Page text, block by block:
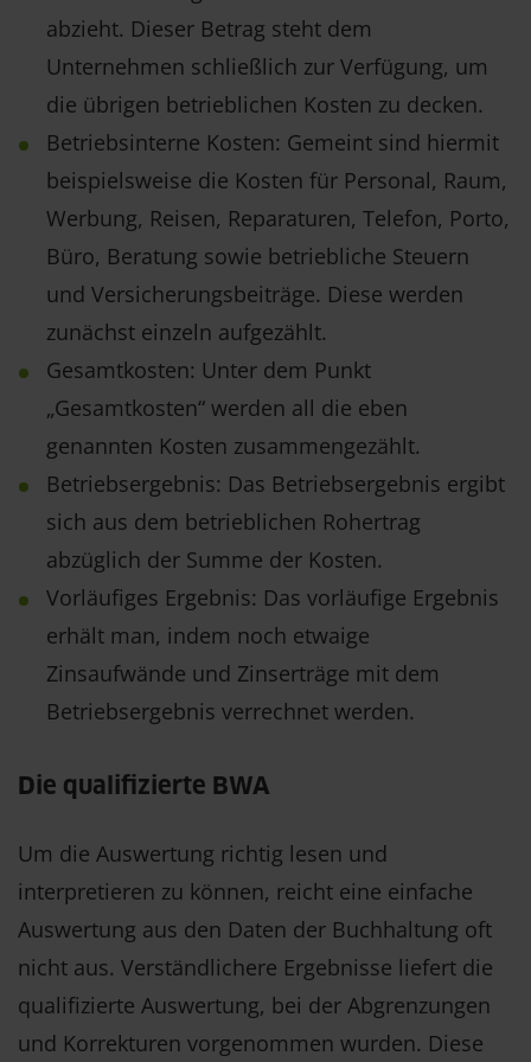
abzieht. Dieser Betrag steht dem
Unternehmen schließlich zur Verfügung, um
die übrigen betrieblichen Kosten zu decken.
Betriebsinterne Kosten: Gemeint sind hiermit
beispielsweise die Kosten für Personal, Raum,
Werbung, Reisen, Reparaturen, Telefon, Porto,
Büro, Beratung sowie betriebliche Steuern
und Versicherungsbeiträge. Diese werden
zunächst einzeln aufgezählt.
Gesamtkosten: Unter dem Punkt
„Gesamtkosten“ werden all die eben
genannten Kosten zusammengezählt.
Betriebsergebnis: Das Betriebsergebnis ergibt
sich aus dem betrieblichen Rohertrag
abzüglich der Summe der Kosten.
Vorläufiges Ergebnis: Das vorläufige Ergebnis
erhält man, indem noch etwaige
Zinsaufwände und Zinserträge mit dem
Betriebsergebnis verrechnet werden.
Die qualifizierte BWA
Um die Auswertung richtig lesen und
interpretieren zu können, reicht eine einfache
Auswertung aus den Daten der Buchhaltung oft
nicht aus. Verständlichere Ergebnisse liefert die
qualifizierte Auswertung, bei der Abgrenzungen
und Korrekturen vorgenommen wurden. Diese